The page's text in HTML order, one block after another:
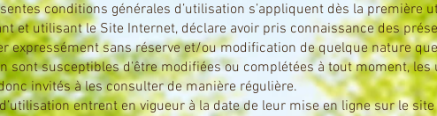
conditions générales d’utilisation s’appliquent dès la première
et utilisant le Site Internet, déclare avoir pris connaissance des
expressément sans réserve et/ou modification de quelque nature
sont susceptibles d’être modifiées ou complétées à tout moment,
invités à les consulter de manière régulière.
entrent en vigueur à la date de leur mise en ligne sur le